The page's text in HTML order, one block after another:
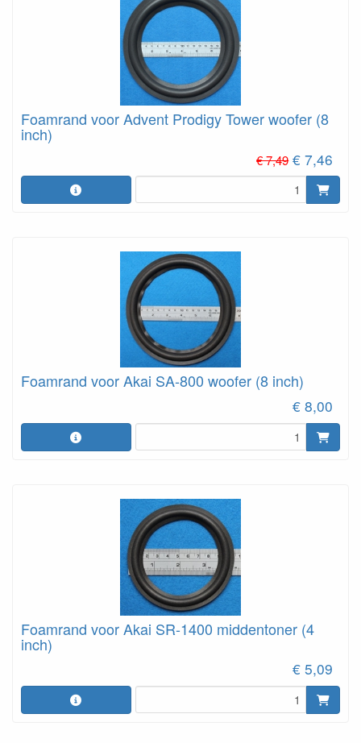
Foamrand voor Advent Prodigy Tower woofer (8
inch)
€ 7,49 € 7,46
Foamrand voor Akai SA-800 woofer (8 inch)
€ 8,00
Foamrand voor Akai SR-1400 middentoner (4
inch)
€ 5,09